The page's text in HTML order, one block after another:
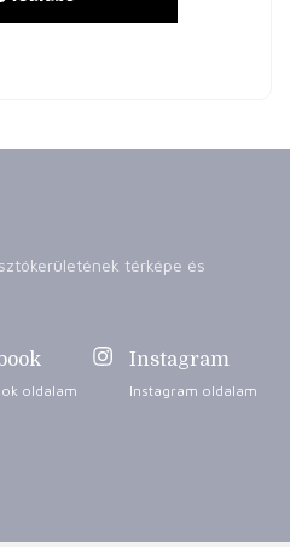
térképe és
oldalam
Instagram
Instagram oldalam